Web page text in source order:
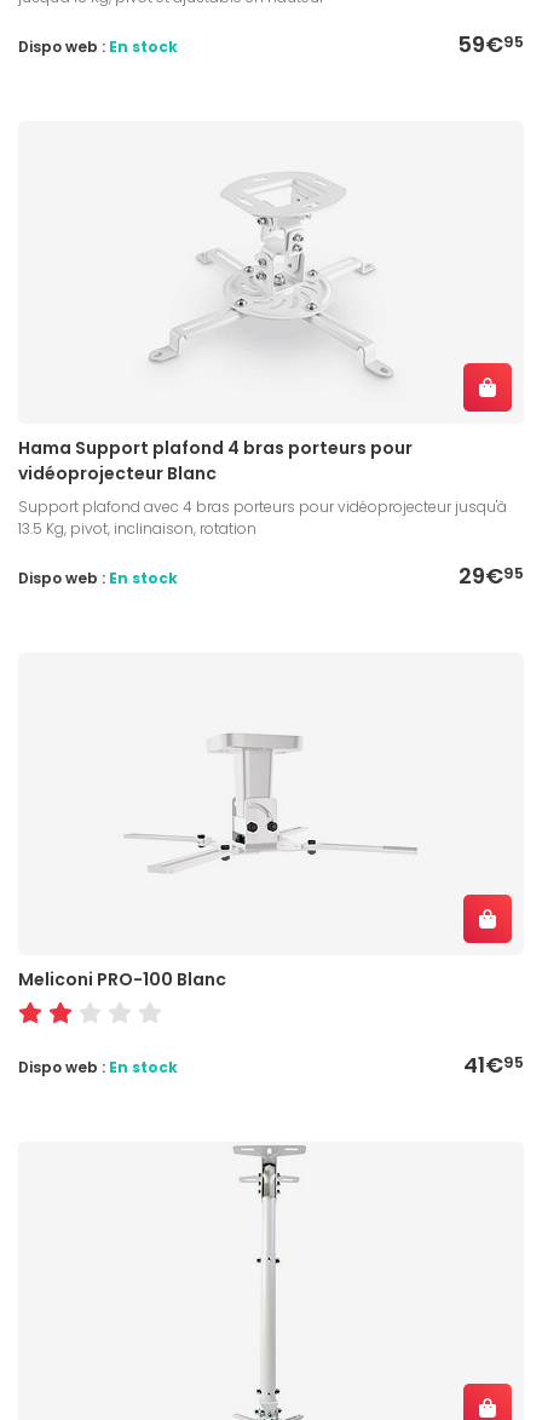
59€95
Dispo web : En stock
Hama Support plafond 4 bras porteurs pour
vidéoprojecteur Blanc
Support plafond avec 4 bras porteurs pour vidéoprojecteur jusqu'à
13.5 Kg, pivot, inclinaison, rotation
29€95
Dispo web : En stock
Meliconi PRO-100 Blanc
41€95
Dispo web : En stock